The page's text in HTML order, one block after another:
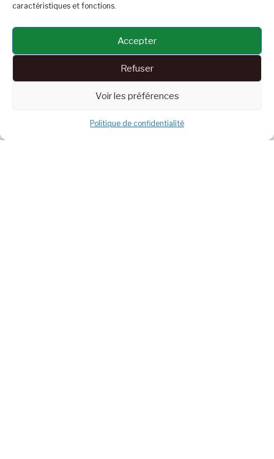
caractéristiques et fonctions.
Accepter
Refuser
Voir les préférences
Politique de confidentialité